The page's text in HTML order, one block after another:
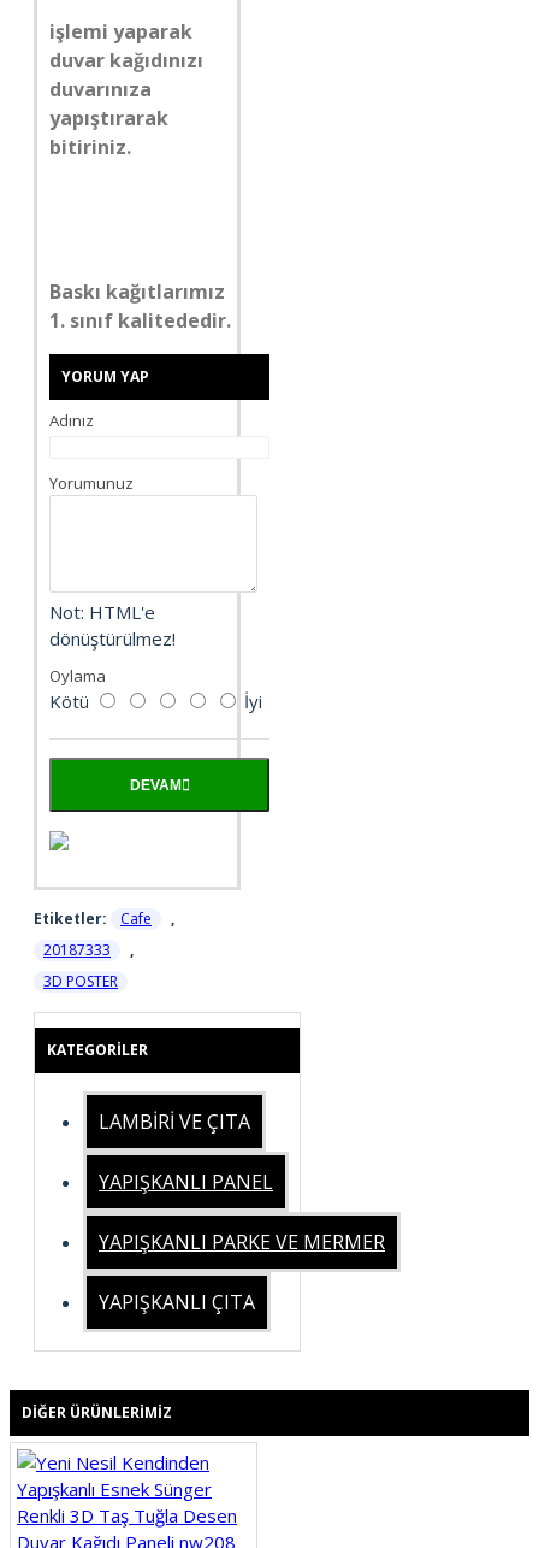
işlemi yaparak
duvar kağıdınızı
duvarınıza
yapıştırarak
bitiriniz.
Baskı kağıtlarımız
1. sınıf kalitededir.
YORUM YAP
Adınız
Yorumunuz
Not: HTML'e
dönüştürülmez!
Oylama
Kötü İyi
DEVAM
Etiketler: Cafe
,
20187333
,
3D POSTER
KATEGORILER
LAMBİRİ VE ÇITA
YAPIŞKANLI PANEL
YAPIŞKANLI PARKE VE MERMER
YAPIŞKANLI ÇITA
DIĞER ÜRÜNLERIMIZ